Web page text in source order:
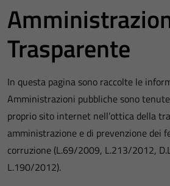
Trasparente
In questa pagina sono raccolte le
Amministrazioni pubbliche sono
proprio sito internet nell’ottica della
amministrazione e di prevenzione dei
corruzione (L.69/2009, L.213/2012,
L.190/2012).